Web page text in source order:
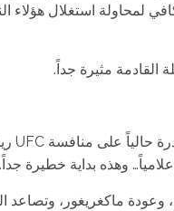
لمحاولة استغلال هؤلاء
القادمة مثيرة جداً.
وهذه بداية خطيرة جداً.
وعودة ماكغريغور، وتصاعد